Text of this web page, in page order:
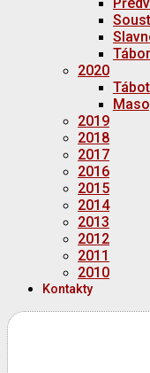
2020
2019
2018
2017
2016
2015
2014
2013
2012
2011
2010
Kontakty